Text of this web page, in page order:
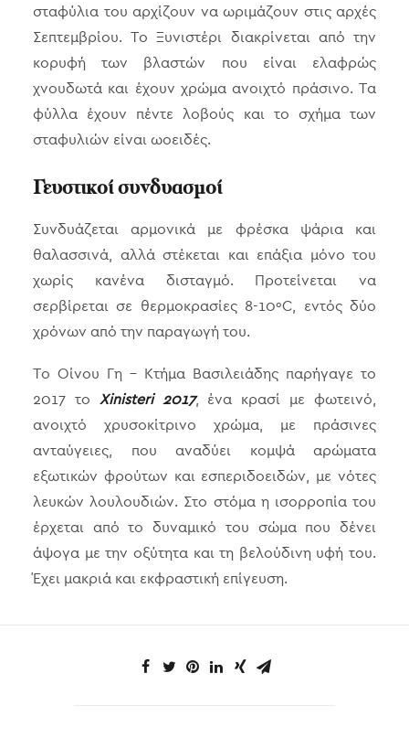
σταφύλια του αρχίζουν να ωριμάζουν στις αρχές
Σεπτεμβρίου. Το Ξυνιστέρι διακρίνεται από την
κορυφή των βλαστών που είναι ελαφρώς
χνουδωτά και έχουν χρώμα ανοιχτό πράσινο. Τα
φύλλα έχουν πέντε λοβούς και το σχήμα των
σταφυλιών είναι ωοειδές.
Γευστικοί συνδυασμοί
Συνδυάζεται αρμονικά με φρέσκα ψάρια και
θαλασσινά, αλλά στέκεται και επάξια μόνο του
χωρίς κανένα δισταγμό. Προτείνεται να
σερβίρεται σε θερμοκρασίες 8-10ºC, εντός δύο
χρόνων από την παραγωγή του.
Το Οίνου Γη – Κτήμα Βασιλειάδης παρήγαγε το
2017 το Xinisteri 2017, ένα κρασί με φωτεινό,
ανοιχτό χρυσοκίτρινο χρώμα, με πράσινες
ανταύγειες, που αναδύει κομψά αρώματα
εξωτικών φρούτων και εσπεριδοειδών, με νότες
λευκών λουλουδιών. Στο στόμα η ισορροπία του
έρχεται από το δυναμικό του σώμα που δένει
άψογα με την οξύτητα και τη βελούδινη υφή του.
Έχει μακριά και εκφραστική επίγευση.